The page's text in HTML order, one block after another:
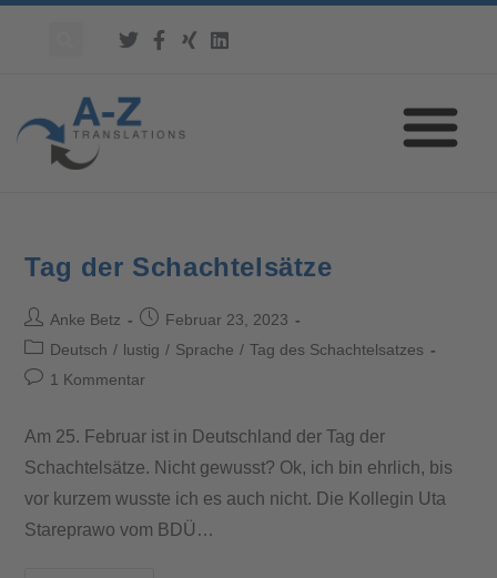
Tag der Schachtelsätze
Anke Betz
Februar 23, 2023
Deutsch / lustig / Sprache / Tag des Schachtelsatzes
1 Kommentar
Am 25. Februar ist in Deutschland der Tag der
Schachtelsätze. Nicht gewusst? Ok, ich bin ehrlich, bis
vor kurzem wusste ich es auch nicht. Die Kollegin Uta
Stareprawo vom BDÜ…